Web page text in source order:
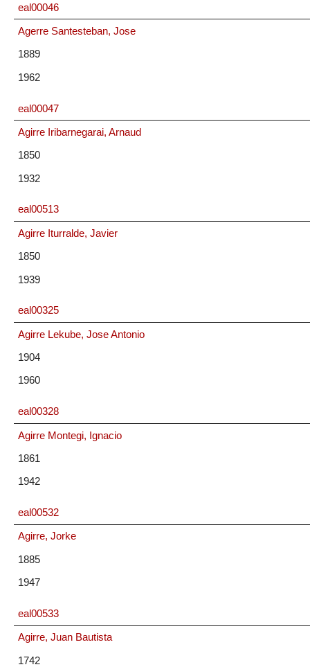
eal00046
Agerre Santesteban, Jose
1889
1962
eal00047
Agirre Iribarnegarai, Arnaud
1850
1932
eal00513
Agirre Iturralde, Javier
1850
1939
eal00325
Agirre Lekube, Jose Antonio
1904
1960
eal00328
Agirre Montegi, Ignacio
1861
1942
eal00532
Agirre, Jorke
1885
1947
eal00533
Agirre, Juan Bautista
1742